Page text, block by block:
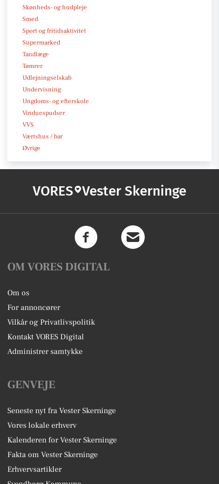
Skønheds- og hudpleje
Smed
Sport og fritidsaktivitet
Supermarked
Tandlæge
Tømrer
Udlejningselskab
Undervisning
Ungdoms- og efterskole
Vinduespudser
VVS
Værtshus / bar
Øvrige
VORES Vester Skerninge
OM VORES DIGITAL
Om os
For annoncører
Vilkår og Privatlivspolitik
Kontakt VORES Digital
Administrer samtykke
GENVEJE
Seneste nyt fra Vester Skerninge
Vores lokale erhverv
Kalenderen for Vester Skerninge
Fakta om Vester Skerninge
Erhvervsartikler